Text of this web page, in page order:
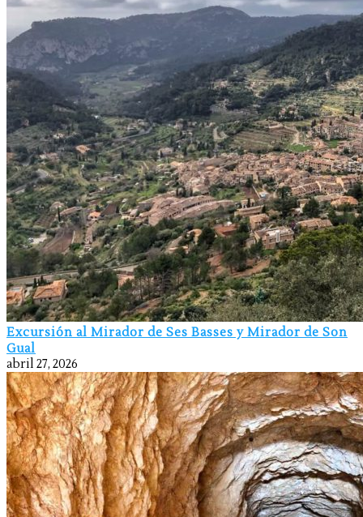
Excursión al Mirador de Ses Basses y Mirador de Son
Gual
abril 27, 2026